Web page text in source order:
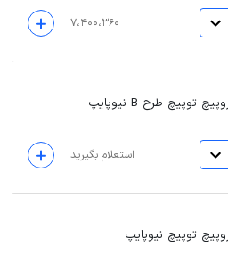
۷،۴۰۰،۳۶۰
استعلام بگیرید